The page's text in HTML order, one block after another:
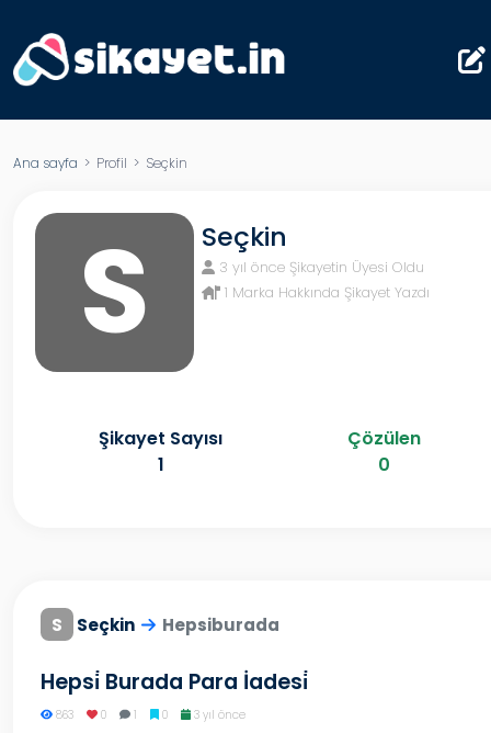
Ana sayfa > Profil > Seçkin
S Seçkin
3 yıl önce Şikayetin Üyesi Oldu
1 Marka Hakkında Şikayet Yazdı
Şikayet Sayısı
1
Çözülen
0
S Seçkin Hepsiburada
Hepsi̇ Burada Para İadesi̇
863 0 1 0 3 yıl önce